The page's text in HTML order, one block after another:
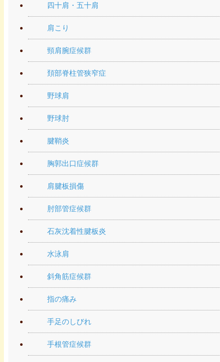
四十肩・五十肩
肩こり
頸肩腕症候群
頚部脊柱管狭窄症
野球肩
野球肘
腱鞘炎
胸郭出口症候群
肩腱板損傷
肘部管症候群
石灰沈着性腱板炎
水泳肩
斜角筋症候群
指の痛み
手足のしびれ
手根管症候群